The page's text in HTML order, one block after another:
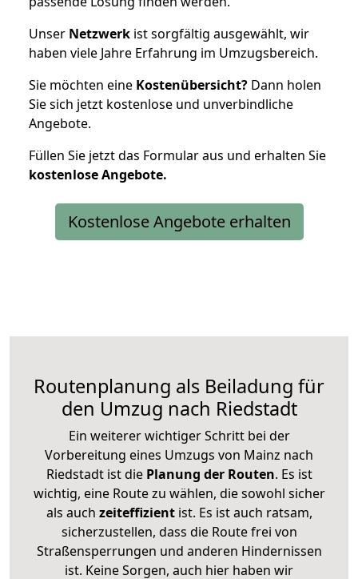
Unser Netzwerk ist sorgfältig ausgewählt, wir
haben viele Jahre Erfahrung im Umzugsbereich.
Sie möchten eine Kostenübersicht? Dann holen
Sie sich jetzt kostenlose und unverbindliche
Angebote.
Füllen Sie jetzt das Formular aus und erhalten Sie
kostenloseAngebote.
Kostenlose Angebote erhalten
Routenplanung als Beiladung für
den Umzug nach Riedstadt
Ein weiterer wichtiger Schritt bei der
Vorbereitung eines Umzugs von Mainz nach
Riedstadt ist diePlanung der Routen. Es ist
wichtig, eine Route zu wählen, die sowohl sicher
als auch zeiteffizientist. Es ist auch ratsam,
sicherzustellen, dass die Route frei von
Straßensperrungen und anderen Hindernissen
ist. Keine Sorgen, auch hier haben wir